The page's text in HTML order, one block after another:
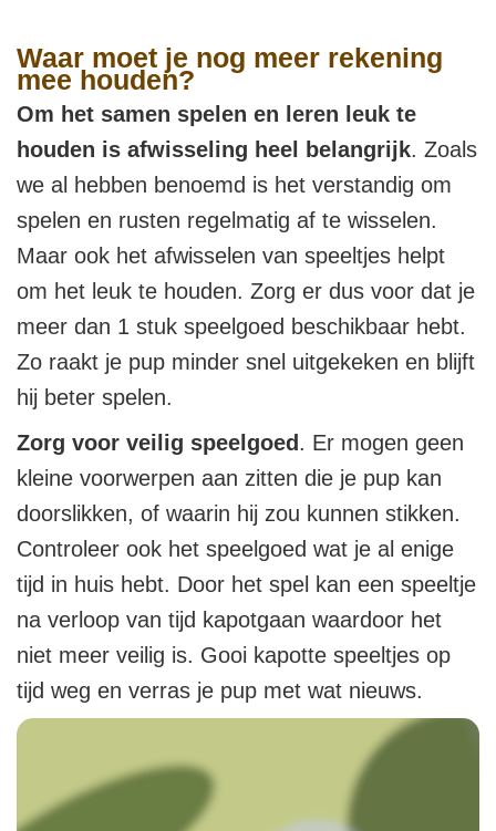
Waar moet je nog meer rekening
mee houden?
Om het samen spelen en leren leuk te
houden is afwisseling heel belangrijk. Zoals
we al hebben benoemd is het verstandig om
spelen en rusten regelmatig af te wisselen.
Maar ook het afwisselen van speeltjes helpt
om het leuk te houden. Zorg er dus voor dat je
meer dan 1 stuk speelgoed beschikbaar hebt.
Zo raakt je pup minder snel uitgekeken en blijft
hij beter spelen.
Zorg voor veilig speelgoed. Er mogen geen
kleine voorwerpen aan zitten die je pup kan
doorslikken, of waarin hij zou kunnen stikken.
Controleer ook het speelgoed wat je al enige
tijd in huis hebt. Door het spel kan een speeltje
na verloop van tijd kapotgaan waardoor het
niet meer veilig is. Gooi kapotte speeltjes op
tijd weg en verras je pup met wat nieuws.